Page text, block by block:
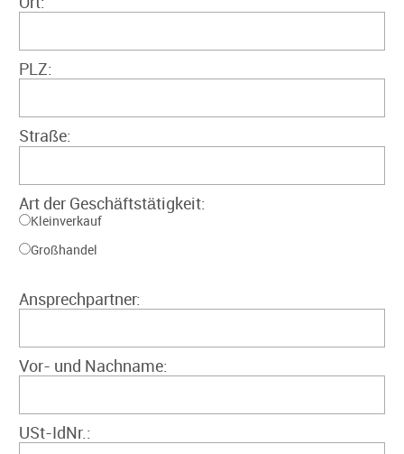
PLZ:
Straße:
Art der Geschäftstätigkeit:
Kleinverkauf
Großhandel
Ansprechpartner:
Vor- und Nachname:
USt-IdNr.: